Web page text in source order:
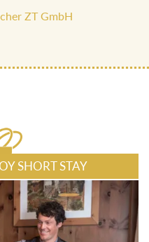
ZT GmbH
SHORT STAY